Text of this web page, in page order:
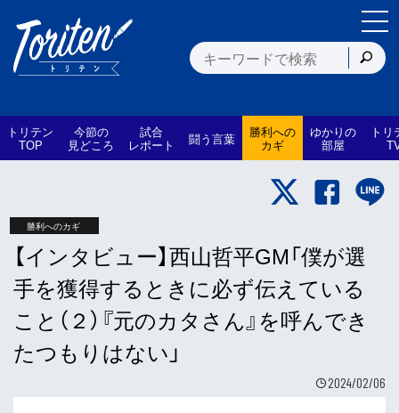
トリテン
TOP
今節の
見どころ
試合
レポート 闘う言葉 勝利への
カギ
ゆかりの
部屋
トリ
勝利へのカギ
【インタビュー】西山哲平GM「僕が選
手を獲得するときに必ず伝えている
こと（２）『元のカタさん』を呼んでき
たつもりはない」
2024/02/06